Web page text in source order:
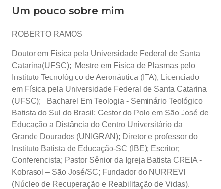
Um pouco sobre mim
ROBERTO RAMOS
Doutor em Física pela Universidade Federal de Santa
Catarina(UFSC); Mestre em Física de Plasmas pelo
Instituto Tecnológico de Aeronáutica (ITA); Licenciado
em Física pela Universidade Federal de Santa Catarina
(UFSC); Bacharel Em Teologia - Seminário Teológico
Batista do Sul do Brasil; Gestor do Polo em São José de
Educação a Distância do Centro Universitário da
Grande Dourados (UNIGRAN); Diretor e professor do
Instituto Batista de Educação-SC (IBE); Escritor;
Conferencista; Pastor Sênior da Igreja Batista CREIA -
Kobrasol – São José/SC; Fundador do NURREVI
(Núcleo de Recuperação e Reabilitação de Vidas).